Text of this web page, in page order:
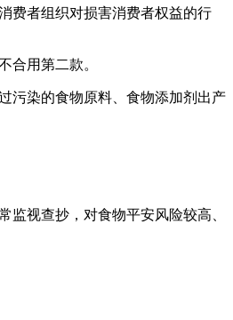
费者组织对损害消费者权益的行
用第二款。
污染的食物原料、食物添加剂出产
视查抄，对食物平安风险较高、